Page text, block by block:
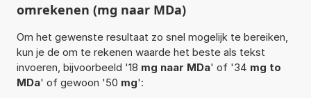
omrekenen (mg naar MDa)
Om het gewenste resultaat zo snel mogelijk te bereiken,
kun je de om te rekenen waarde het beste als tekst
invoeren, bijvoorbeeld '18 mg naar MDa' of '34 mg to
MDa' of gewoon '50 mg':